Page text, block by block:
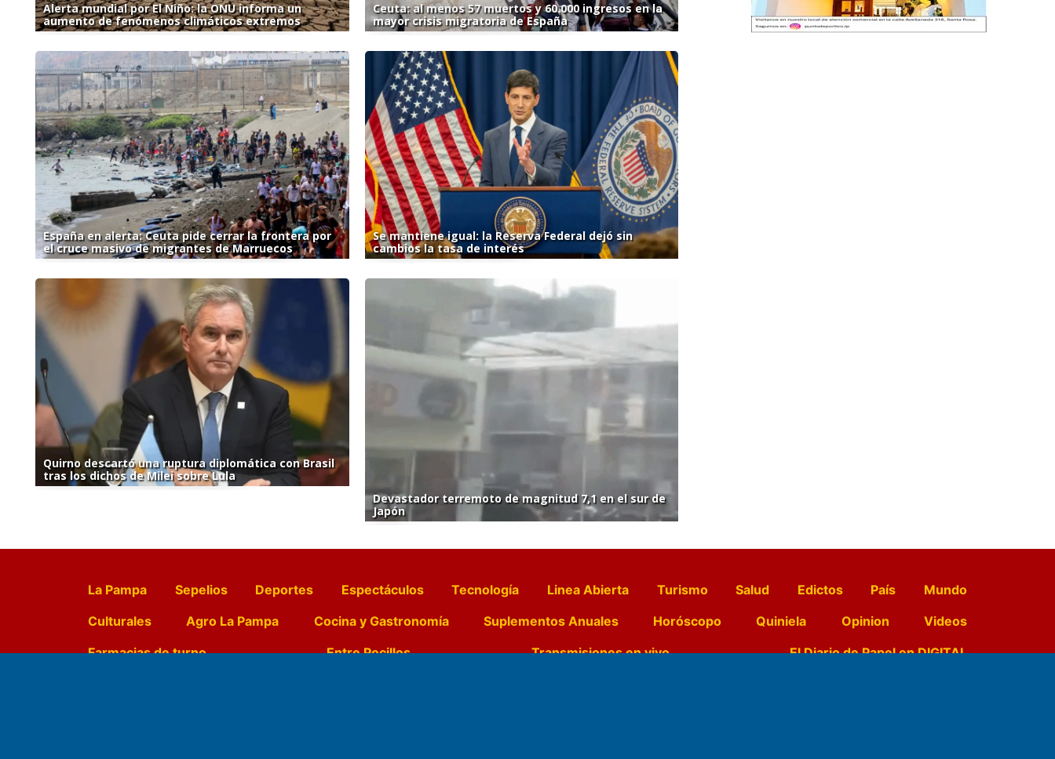
Alerta mundial por El Niño: la ONU informa un
aumento de fenómenos climáticos extremos
Ceuta: al menos 57 muertos y 60.000 ingresos en la
mayor crisis migratoria de España
España en alerta: Ceuta pide cerrar la frontera por
el cruce masivo de migrantes de Marruecos
Se mantiene igual: la Reserva Federal dejó sin
cambios la tasa de interés
Quirno descartó una ruptura diplomática con Brasil
tras los dichos de Milei sobre Lula
Devastador terremoto de magnitud 7,1 en el sur de
Japón
La Pampa Sepelios Deportes Espectáculos Tecnología Linea Abierta Turismo Salud Edictos País
Mundo
Culturales
Agro La Pampa Cocina y Gastronomía Suplementos Anuales Horóscopo Quiniela Opinion
Videos
Farmacias de turno
Entre Pocillos Transmisiones en vivo El Diario de Papel en DIGITAL